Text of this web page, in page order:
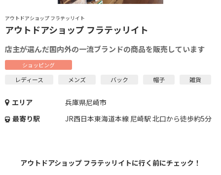
アウトドアショップ フラテッリイト
アウトドアショップ フラテッリイト
店主が選んだ国内外の一流ブランドの商品を販売しています
ショッピング
レディース メンズ バック 帽子 雑貨
エリア
兵庫県尼崎市
最寄り駅
JR西日本東海道本線 尼崎駅 北口から徒歩約5分
アウトドアショップ フラテッリイトに行く前にチェック！